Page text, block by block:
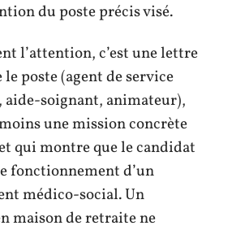
du poste précis visé.
l’attention, c’est une lettre
poste (agent de service
soignant, animateur),
une mission concrète
qui montre que le candidat
fonctionnement d’un
médico-social. Un
maison de retraite ne